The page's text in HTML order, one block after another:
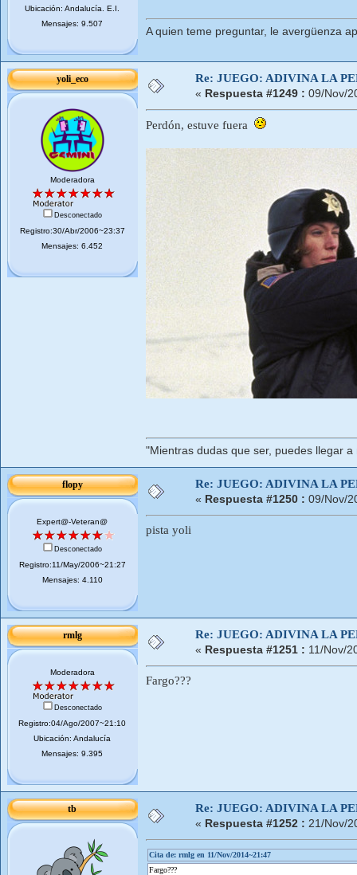
Ubicación: Andalucí­a. E.I.
Mensajes: 9.507
A quien teme preguntar, le avergüenza
yoli_eco
Moderadora
Desconectado
Registro:30/Abr/2006~23:37
Mensajes: 6.452
Re: JUEGO: ADIVINA LA
« Respuesta #1249 : 09/Nov/
Perdón, estuve fuera
"Mientras dudas que ser, puedes llegar a
flopy
Expert@-Veteran@
Desconectado
Registro:11/May/2006~21:27
Mensajes: 4.110
Re: JUEGO: ADIVINA LA
« Respuesta #1250 : 09/Nov/
pista yoli
rmlg
Moderadora
Desconectado
Registro:04/Ago/2007~21:10
Ubicación: Andalucía
Mensajes: 9.395
Re: JUEGO: ADIVINA LA
« Respuesta #1251 : 11/Nov/
Fargo???
tb Re: JUEGO: ADIVINA LA
« Respuesta #1252 : 21/Nov/
Cita de: rmlg en 11/Nov/2014~21:47
Fargo???